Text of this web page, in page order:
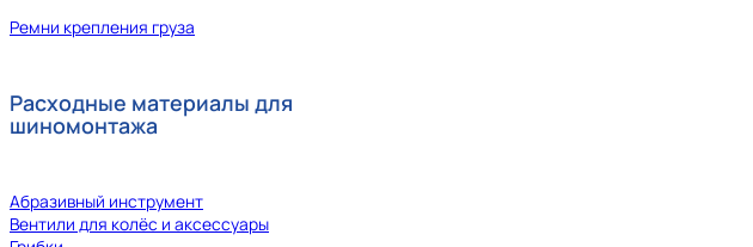
Ремни крепления груза
Расходные материалы для
шиномонтажа
Абразивный инструмент
Вентили для колёс и аксессуары